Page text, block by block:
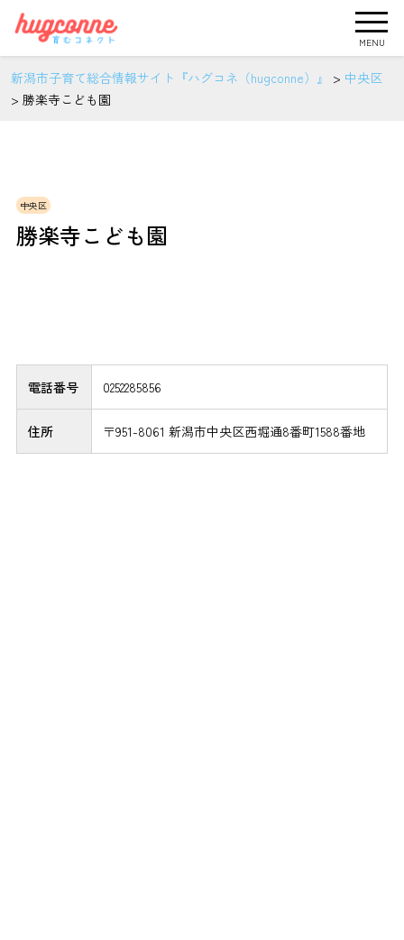
MENU
新潟市子育て総合情報サイト『ハグコネ（hugconne）』 > 中央区
> 勝楽寺こども園
中央区
勝楽寺こども園
電話番号 0252285856
住所 〒951-8061 新潟市中央区西堀通8番町1588番地